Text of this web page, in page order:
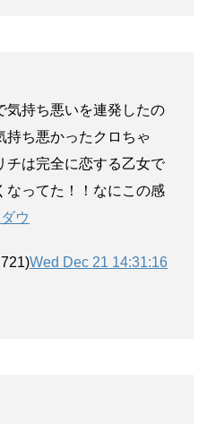
気持ち悪いを連発したの
持ち悪かったクロちゃ
チは完全に恋する乙女で
なってた！！なにこの感
ウ
Wed Dec 21 14:31:16